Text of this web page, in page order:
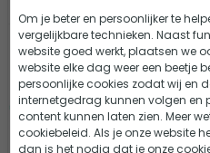
Velda
Vijvers
Om je beter en persoonlijker te
vergelijkbare technieken. Naast
website goed werkt, plaatsen we
website elke dag weer een beetje
persoonlijke cookies zodat wij en
internetgedrag kunnen volgen en
content kunnen laten zien. Meer
cookiebeleid. Als je onze website
dan is het nodig dat je onze